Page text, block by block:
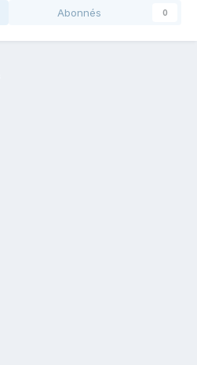
Abonnés 0